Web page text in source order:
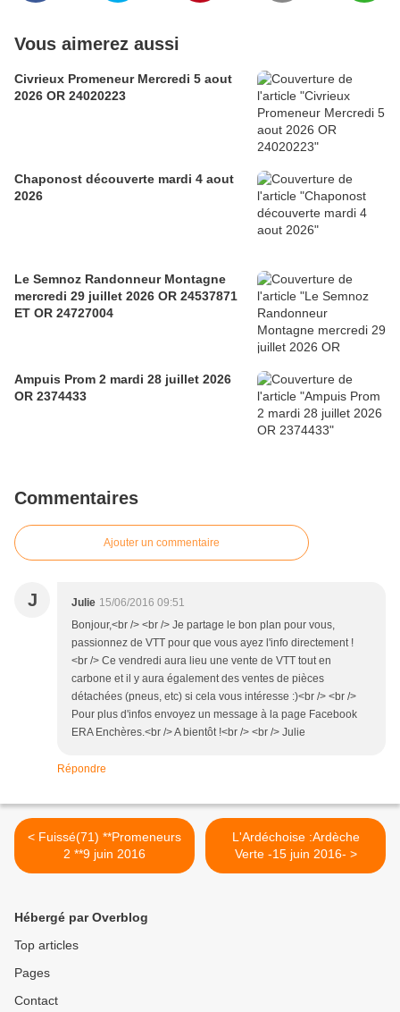
Vous aimerez aussi
Civrieux Promeneur Mercredi 5 aout
2026 OR 24020223
Chaponost découverte mardi 4 aout
2026
Le Semnoz Randonneur Montagne
mercredi 29 juillet 2026 OR 24537871
ET OR 24727004
Ampuis Prom 2 mardi 28 juillet 2026
OR 2374433
Commentaires
Ajouter un commentaire
J Julie 15/06/2016 09:51
Bonjour,<br /> <br /> Je partage le bon plan pour vous,
passionnez de VTT pour que vous ayez l'info directement !
<br /> Ce vendredi aura lieu une vente de VTT tout en
carbone et il y aura également des ventes de pièces
détachées (pneus, etc) si cela vous intéresse :)<br /> <br />
Pour plus d'infos envoyez un message à la page Facebook
ERA Enchères.<br /> A bientôt !<br /> <br /> Julie
Répondre
< Fuissé(71) **Promeneurs
2 **9 juin 2016
L'Ardéchoise :Ardèche
Verte -15 juin 2016- >
Hébergé par Overblog
Top articles
Pages
Contact